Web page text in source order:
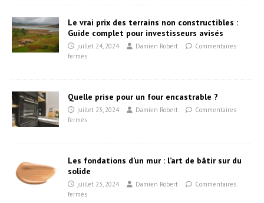
Le vrai prix des terrains non constructibles :
Guide complet pour investisseurs avisés
juillet 24, 2024 Damien Robert
Commentaires
fermés
Quelle prise pour un four encastrable ?
juillet 23, 2024 Damien Robert
Commentaires
fermés
Les fondations d’un mur : l’art de bâtir sur du
solide
juillet 23, 2024 Damien Robert
Commentaires
fermés